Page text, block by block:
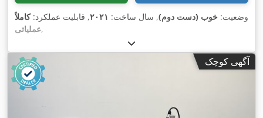
وضعیت: خوب (دست دوم), سال ساخت: ۲۰۲۱, قابلیت عملکرد:کاملاً
عملیاتی,
آگهی کوچک